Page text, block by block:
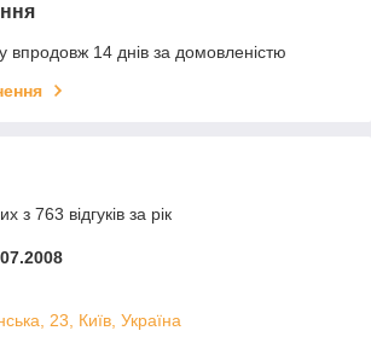
впродовж 14 днів за домовленістю
з 763 відгуків за рік
23, Київ, Україна